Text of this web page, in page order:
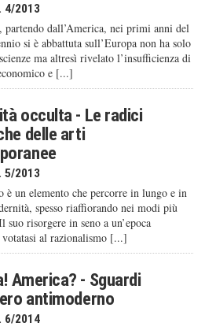
4/2013
partendo dall’America, nei primi anni del
si è abbattuta sull’Europa non ha solo
ma altresì rivelato l’insufficienza di
e [...]
occulta - Le radici
delle arti
5/2013
è un elemento che percorre in lungo e in
spesso riaffiorando nei modi più
suo risorgere in seno a un’epoca
votatasi al razionalismo [...]
America? - Sguardi
antimoderno
6/2014